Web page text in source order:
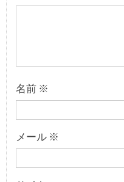
名前 ※
メール ※